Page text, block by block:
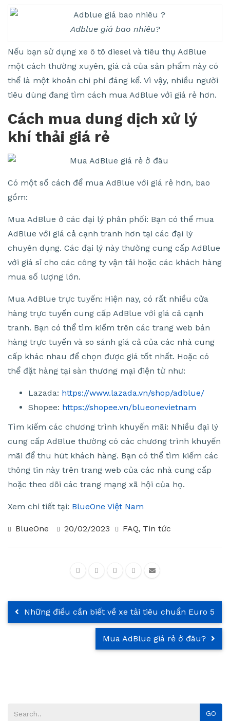
Adblue giá bao nhiêu?
Nếu bạn sử dụng xe ô tô diesel và tiêu thụ AdBlue
một cách thường xuyên, giá cả của sản phẩm này có
thể là một khoản chi phí đáng kể. Vì vậy, nhiều người
tiêu dùng đang tìm cách mua AdBlue với giá rẻ hơn.
Cách mua dung dịch xử lý
khí thải giá rẻ
Có một số cách để mua AdBlue với giá rẻ hơn, bao
gồm:
Mua AdBlue ở các đại lý phân phối: Bạn có thể mua
AdBlue với giá cả cạnh tranh hơn tại các đại lý
chuyên dụng. Các đại lý này thường cung cấp AdBlue
với giá sỉ cho các công ty vận tải hoặc các khách hàng
mua số lượng lớn.
Mua AdBlue trực tuyến: Hiện nay, có rất nhiều cửa
hàng trực tuyến cung cấp AdBlue với giá cả cạnh
tranh. Bạn có thể tìm kiếm trên các trang web bán
hàng trực tuyến và so sánh giá cả của các nhà cung
cấp khác nhau để chọn được giá tốt nhất. Hoặc có
thể đặt hàng tại sàn thương mại điện tử như:
Lazada: https://www.lazada.vn/shop/adblue/
Shopee: https://shopee.vn/blueonevietnam
Tìm kiếm các chương trình khuyến mãi: Nhiều đại lý
cung cấp AdBlue thường có các chương trình khuyến
mãi để thu hút khách hàng. Bạn có thể tìm kiếm các
thông tin này trên trang web của các nhà cung cấp
hoặc theo dõi các trang mạng xã hội của họ.
Xem chi tiết tại: BlueOne Việt Nam
BlueOne 20/02/2023 FAQ, Tin tức
Những điều cần biết về xe tải tiêu chuẩn Euro 5
Mua AdBlue giá rẻ ở đâu?
GO